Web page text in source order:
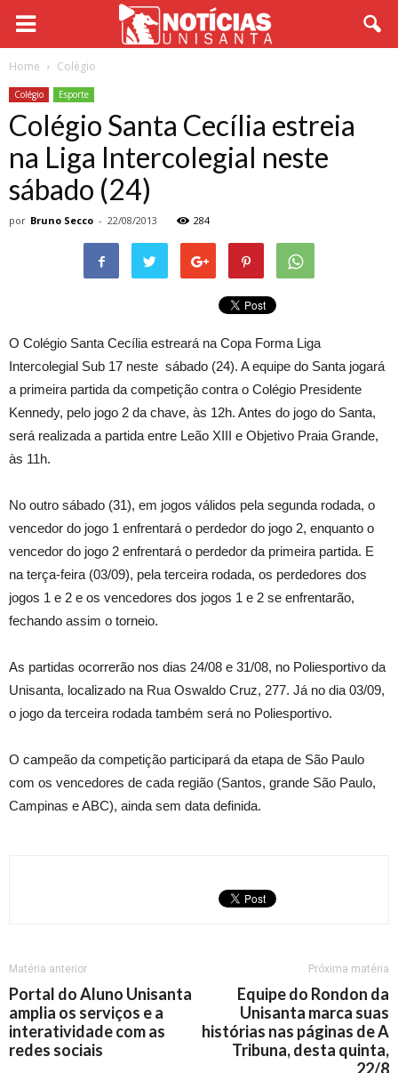
Home Colégio
Colégio Esporte
Colégio Santa Cecília estreia
na Liga Intercolegial neste
sábado (24)
por Bruno Secco - 22/08/2013 284
O Colégio Santa Cecília estreará na Copa Forma Liga
Intercolegial Sub 17 neste sábado (24). A equipe do Santa jogará
a primeira partida da competição contra o Colégio Presidente
Kennedy, pelo jogo 2 da chave, às 12h. Antes do jogo do Santa,
será realizada a partida entre Leão XIII e Objetivo Praia Grande,
às 11h.
No outro sábado (31), em jogos válidos pela segunda rodada, o
vencedor do jogo 1 enfrentará o perdedor do jogo 2, enquanto o
vencedor do jogo 2 enfrentará o perdedor da primeira partida. E
na terça-feira (03/09), pela terceira rodada, os perdedores dos
jogos 1 e 2 e os vencedores dos jogos 1 e 2 se enfrentarão,
fechando assim o torneio.
As partidas ocorrerão nos dias 24/08 e 31/08, no Poliesportivo da
Unisanta, localizado na Rua Oswaldo Cruz, 277. Já no dia 03/09,
o jogo da terceira rodada também será no Poliesportivo.
O campeão da competição participará da etapa de São Paulo
com os vencedores de cada região (Santos, grande São Paulo,
Campinas e ABC), ainda sem data definida.
Matéria anterior
Portal do Aluno Unisanta
amplia os serviços e a
interatividade com as
redes sociais
Próxima matéria
Equipe do Rondon da
Unisanta marca suas
histórias nas páginas de A
Tribuna, desta quinta,
22/8